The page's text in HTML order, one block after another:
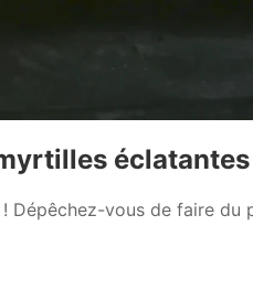
éclatantes
Dépêchez-vous de faire